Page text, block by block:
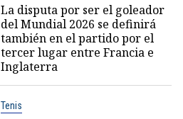
La disputa por ser el goleador
del Mundial 2026 se definirá
también en el partido por el
tercer lugar entre Francia e
Inglaterra
Tenis